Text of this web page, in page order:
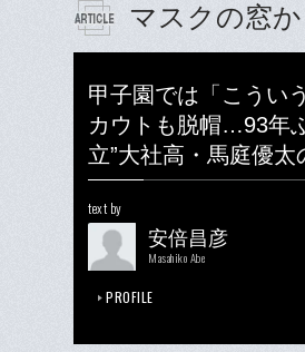
マスクの窓
甲子園では「こうい
カウトも脱帽…93年
立”大社高・馬庭優太
text by
安倍昌彦
Masahiko Abe
PROFILE